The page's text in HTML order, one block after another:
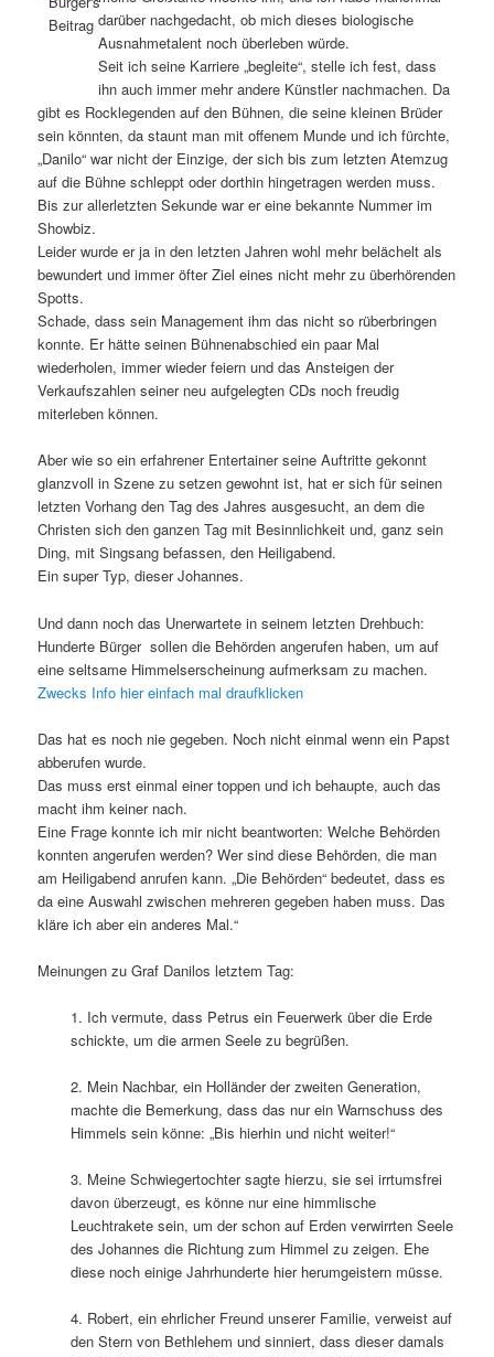
darüber nachgedacht, ob mich dieses biologische
Ausnahmetalent noch überleben würde.
Seit ich seine Karriere „begleite“, stelle ich fest, dass
ihn auch immer mehr andere Künstler nachmachen. Da
gibt es Rocklegenden auf den Bühnen, die seine kleinen Brüder
sein könnten, da staunt man mit offenem Munde und ich fürchte,
„Danilo“ war nicht der Einzige, der sich bis zum letzten Atemzug
auf die Bühne schleppt oder dorthin hingetragen werden muss.
Bis zur allerletzten Sekunde war er eine bekannte Nummer im
Showbiz.
Leider wurde er ja in den letzten Jahren wohl mehr belächelt als
bewundert und immer öfter Ziel eines nicht mehr zu überhörenden
Spotts.
Schade, dass sein Management ihm das nicht so rüberbringen
konnte. Er hätte seinen Bühnenabschied ein paar Mal
wiederholen, immer wieder feiern und das Ansteigen der
Verkaufszahlen seiner neu aufgelegten CDs noch freudig
miterleben können.
Aber wie so ein erfahrener Entertainer seine Auftritte gekonnt
glanzvoll in Szene zu setzen gewohnt ist, hat er sich für seinen
letzten Vorhang den Tag des Jahres ausgesucht, an dem die
Christen sich den ganzen Tag mit Besinnlichkeit und, ganz sein
Ding, mit Singsang befassen, den Heiligabend.
Ein super Typ, dieser Johannes.
Und dann noch das Unerwartete in seinem letzten Drehbuch:
Hunderte Bürger sollen die Behörden angerufen haben, um auf
eine seltsame Himmelserscheinung aufmerksam zu machen.
Zwecks Info hier einfach mal draufklicken
Das hat es noch nie gegeben. Noch nicht einmal wenn ein Papst
abberufen wurde.
Das muss erst einmal einer toppen und ich behaupte, auch das
macht ihm keiner nach.
Eine Frage konnte ich mir nicht beantworten: Welche Behörden
konnten angerufen werden? Wer sind diese Behörden, die man
am Heiligabend anrufen kann. „Die Behörden“ bedeutet, dass es
da eine Auswahl zwischen mehreren gegeben haben muss. Das
kläre ich aber ein anderes Mal.“
Meinungen zu Graf Danilos letztem Tag:
1. Ich vermute, dass Petrus ein Feuerwerk über die Erde
schickte, um die armen Seele zu begrüßen.
2. Mein Nachbar, ein Holländer der zweiten Generation,
machte die Bemerkung, dass das nur ein Warnschuss des
Himmels sein könne: „Bis hierhin und nicht weiter!“
3. Meine Schwiegertochter sagte hierzu, sie sei irrtumsfrei
davon überzeugt, es könne nur eine himmlische
Leuchtrakete sein, um der schon auf Erden verwirrten Seele
des Johannes die Richtung zum Himmel zu zeigen. Ehe
diese noch einige Jahrhunderte hier herumgeistern müsse.
4. Robert, ein ehrlicher Freund unserer Familie, verweist auf
den Stern von Bethlehem und sinniert, dass dieser damals